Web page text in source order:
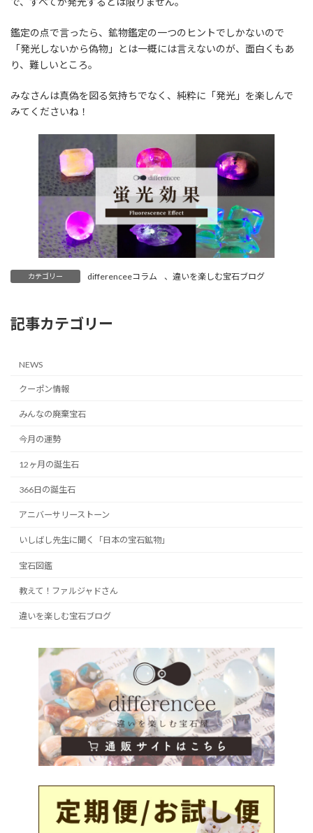
鑑定の点で言ったら、鉱物鑑定の一つのヒントでしかないので
「発光しないから偽物」とは一概には言えないのが、面白くもあ
り、難しいところ。
みなさんは真偽を図る気持ちでなく、純粋に「発光」を楽しんで
みてくださいね！
カテゴリー differenceeコラム 、 違いを楽しむ宝石ブログ
記事カテゴリー
NEWS
クーポン情報
みんなの廃棄宝石
今月の運勢
12ヶ月の誕生石
366日の誕生石
アニバーサリーストーン
いしばし先生に聞く「日本の宝石鉱物」
宝石図鑑
教えて！ファルジャドさん
違いを楽しむ宝石ブログ